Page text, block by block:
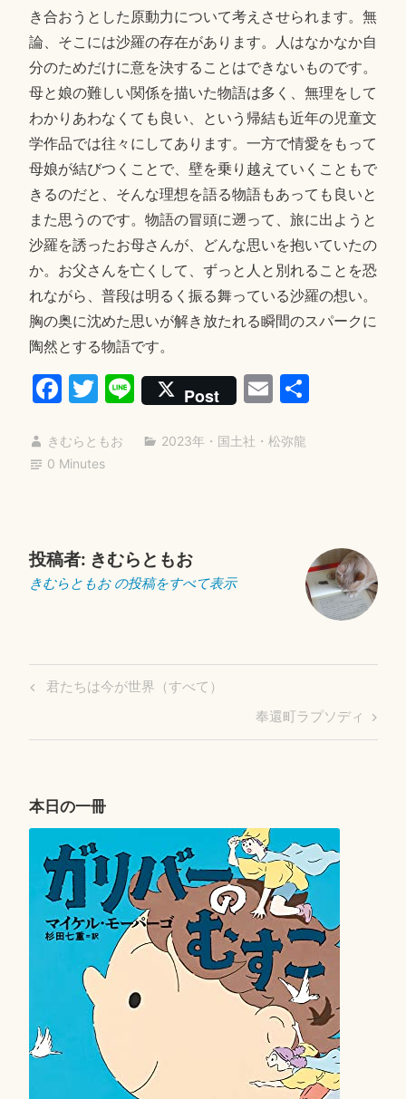
き合おうとした原動力について考えさせられます。無
論、そこには沙羅の存在があります。人はなかなか自
分のためだけに意を決することはできないものです。
母と娘の難しい関係を描いた物語は多く、無理をして
わかりあわなくても良い、という帰結も近年の児童文
学作品では往々にしてあります。一方で情愛をもって
母娘が結びつくことで、壁を乗り越えていくこともで
きるのだと、そんな理想を語る物語もあっても良いと
また思うのです。物語の冒頭に遡って、旅に出ようと
沙羅を誘ったお母さんが、どんな思いを抱いていたの
か。お父さんを亡くして、ずっと人と別れることを恐
れながら、普段は明るく振る舞っている沙羅の想い。
胸の奥に沈めた思いが解き放たれる瞬間のスパークに
陶然とする物語です。
Fa
bo
ok
T
tte
r
Li
ne
Post E
ail
共
きむらともお 2023年 ・ 国土社 ・ 松弥龍
0 Minutes
投稿者: きむらともお
きむらともお の投稿をすべて表示
投
ー
シ
ン
Previous
君たちは今が世界（すべて）
Next
Post
奉還町ラプソディ
本日の一冊